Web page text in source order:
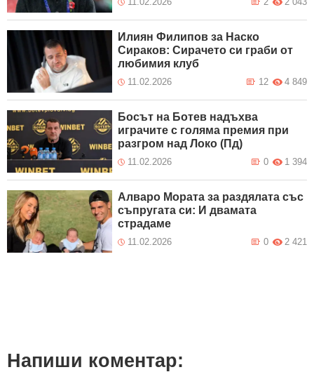
Илиян Филипов за Наско
Сираков: Сирачето си граби от
любимия клуб
11.02.2026 4 849
12
Босът на Ботев надъхва
играчите с голяма премия при
разгром над Локо (Пд)
11.02.2026 1 394
0
Алваро Мората за раздялата със
съпругата си: И двамата
страдаме
11.02.2026 2 421
0
Напиши коментар: